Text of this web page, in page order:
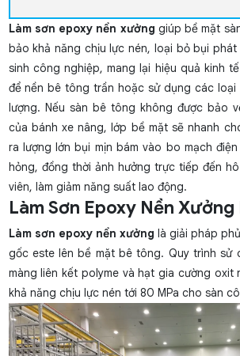
Làm sơn epoxy nền xưởng giúp bề mặt
bảo khả năng chịu lực nén, loại bỏ bụi phát
sinh công nghiệp, mang lại hiệu quả kinh
để nền bê tông trần hoặc sử dụng các loại
lượng. Nếu sàn bê tông không được bảo
của bánh xe nâng, lớp bề mặt sẽ nhanh
ra lượng lớn bụi mịn bám vào bo mạch
hỏng, đồng thời ảnh hưởng trực tiếp đến
viên, làm giảm năng suất lao động.
Làm Sơn Epoxy Nền Xưởng
Làm sơn epoxy nền xưởng là giải pháp
gốc este lên bề mặt bê tông. Quy trình sử
màng liên kết polyme và hạt gia cường oxit
khả năng chịu lực nén tới 80 MPa cho sàn